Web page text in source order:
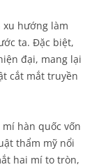
hướng làm
ta. Đặc biệt,
đại, mang lại
cắt mắt truyền
hàn quốc vốn
thẩm mỹ nổi
hai mí to tròn,